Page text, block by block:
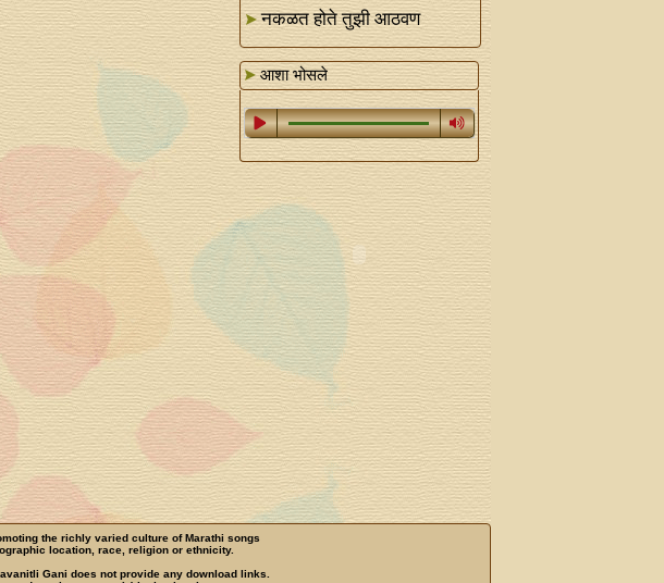
नकळत होते तुझी आठवण
आशा भोसले
the richly varied culture of Marathi songs
location, race, religion or ethnicity.
Gani does not provide any download links.